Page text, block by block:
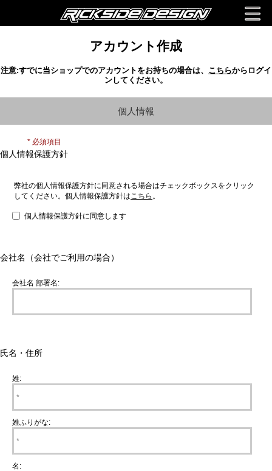
アカウント作成
注意:すでに当ショップでのアカウントをお持ちの場合は、 こちらからログイ
ンしてください。
個人情報
* 必須項目
個人情報保護方針
弊社の個人情報保護方針に同意される場合はチェックボックスをクリック
してください。個人情報保護方針は こちら 。
個人情報保護方針に同意します
会社名（会社でご利用の場合）
会社名 部署名:
氏名・住所
姓:
姓ふりがな:
名: